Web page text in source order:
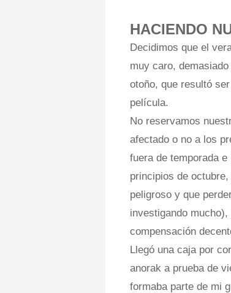
HACIENDO
Decidimos que el
muy caro,
otoño, que resultó
película.
No reservamos
afectado o no a los
fuera de temporada
principios de
peligroso y que
investigando
compensación
Llegó una caja por
anorak a prueba de
formaba parte de mi